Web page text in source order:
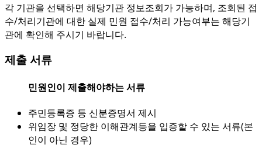
각 기관을 선택하면 해당기관 정보조회가 가능하며, 조회된 접
수/처리기관에 대한 실제 민원 접수/처리 가능여부는 해당기
관에 확인해 주시기 바랍니다.
제출 서류
민원인이 제출해야하는 서류
주민등록증 등 신분증명서 제시
위임장 및 정당한 이해관계등을 입증할 수 있는 서류(본
인이 아닌 경우)